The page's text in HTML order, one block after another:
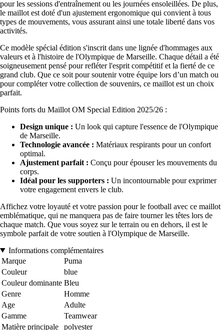
pour les sessions d'entraînement ou les journées ensoleillées. De plus,
le maillot est doté d'un ajustement ergonomique qui convient à tous
types de mouvements, vous assurant ainsi une totale liberté dans vos
activités.
Ce modèle spécial édition s'inscrit dans une lignée d'hommages aux
valeurs et à l'histoire de l'Olympique de Marseille. Chaque détail a été
soigneusement pensé pour refléter l'esprit compétitif et la fierté de ce
grand club. Que ce soit pour soutenir votre équipe lors d’un match ou
pour compléter votre collection de souvenirs, ce maillot est un choix
parfait.
Points forts du Maillot OM Special Edition 2025/26 :
Design unique : Un look qui capture l'essence de l'Olympique
de Marseille.
Technologie avancée : Matériaux respirants pour un confort
optimal.
Ajustement parfait : Conçu pour épouser les mouvements du
corps.
Idéal pour les supporters : Un incontournable pour exprimer
votre engagement envers le club.
Affichez votre loyauté et votre passion pour le football avec ce maillot
emblématique, qui ne manquera pas de faire tourner les têtes lors de
chaque match. Que vous soyez sur le terrain ou en dehors, il est le
symbole parfait de votre soutien à l'Olympique de Marseille.
Informations complémentaires
Marque
Puma
Couleur
blue
Couleur dominante Bleu
Genre
Homme
Age
Adulte
Gamme
Teamwear
Matière principale
polyester